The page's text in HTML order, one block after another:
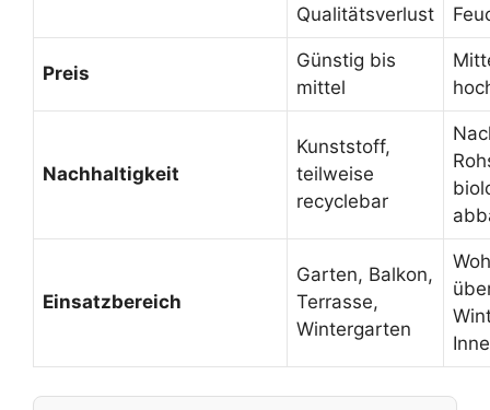
Qualitätsverlust
Preis
Günstig bis
mittel
Nachhaltigkeit
Kunststoff,
teilweise
recyclebar
Einsatzbereich
Garten, Balkon,
Terrasse,
Wintergarten